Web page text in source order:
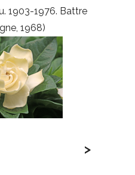
1903-1976. Battre
1968)
>